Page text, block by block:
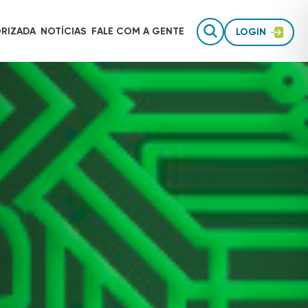
Gestão de equipes de campo
Rastreamento para uso pessoal
Inteligência de dados
Acessórios de segurança
AUTOTRAC É INVESTIMENTO
TECNOLOGIA AUTOTRAC
NOTÍCIAS FALE COM A GENTE LOGIN